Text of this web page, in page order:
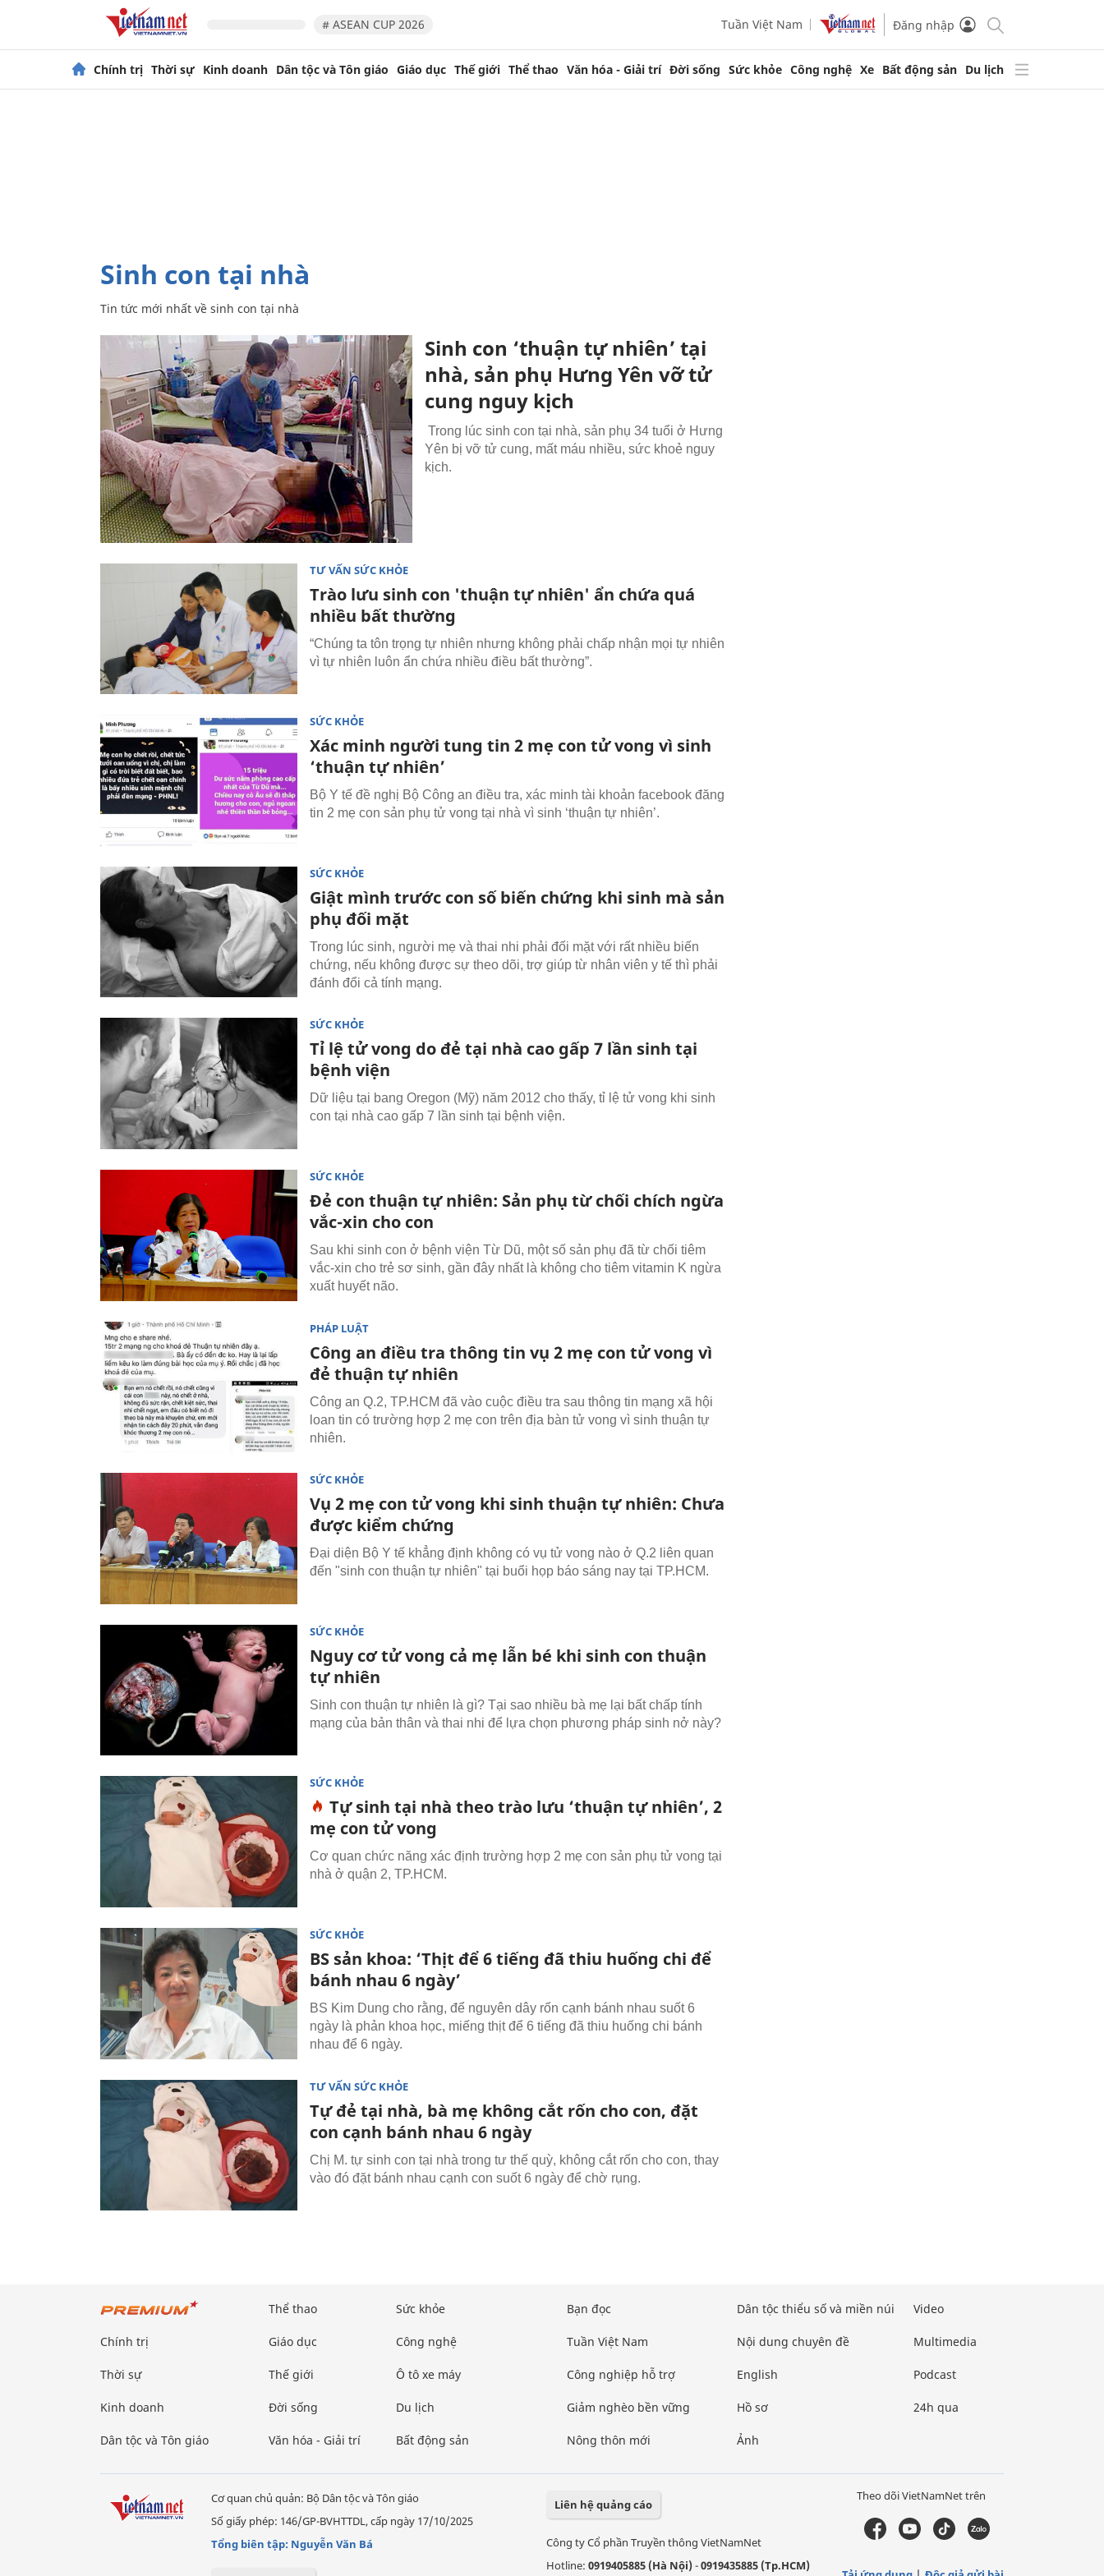
# ASEAN CUP 2026 Tuần Việt Nam Đăng nhập
Chính trị Thời sự Kinh doanh Dân tộc và Tôn giáo Giáo dục Thế giới Thể thao Văn hóa - Giải trí Đời sống Sức khỏe Công nghệ Xe Bất động sản Du lịch
sinh con tại nhà
Tin tức mới nhất về sinh con tại nhà
Sinh con ‘thuận tự nhiên’ tại
nhà, sản phụ Hưng Yên vỡ tử
cung nguy kịch
Trong lúc sinh con tại nhà, sản phụ 34 tuổi ở Hưng
Yên bị vỡ tử cung, mất máu nhiều, sức khoẻ nguy
kịch.
TƯ VẤN SỨC KHỎE
Trào lưu sinh con 'thuận tự nhiên' ẩn chứa quá
nhiều bất thường
“Chúng ta tôn trọng tự nhiên nhưng không phải chấp nhận mọi tự nhiên
vì tự nhiên luôn ẩn chứa nhiều điều bất thường”.
SỨC KHỎE
Xác minh người tung tin 2 mẹ con tử vong vì sinh
‘thuận tự nhiên’
Bộ Y tế đề nghị Bộ Công an điều tra, xác minh tài khoản facebook đăng
tin 2 mẹ con sản phụ tử vong tại nhà vì sinh ‘thuận tự nhiên’.
SỨC KHỎE
Giật mình trước con số biến chứng khi sinh mà sản
phụ đối mặt
Trong lúc sinh, người mẹ và thai nhi phải đối mặt với rất nhiều biến
chứng, nếu không được sự theo dõi, trợ giúp từ nhân viên y tế thì phải
đánh đổi cả tính mạng.
SỨC KHỎE
Tỉ lệ tử vong do đẻ tại nhà cao gấp 7 lần sinh tại
bệnh viện
Dữ liệu tại bang Oregon (Mỹ) năm 2012 cho thấy, tỉ lệ tử vong khi sinh
con tại nhà cao gấp 7 lần sinh tại bệnh viện.
SỨC KHỎE
Đẻ con thuận tự nhiên: Sản phụ từ chối chích ngừa
vắc-xin cho con
Sau khi sinh con ở bệnh viện Từ Dũ, một số sản phụ đã từ chối tiêm
vắc-xin cho trẻ sơ sinh, gần đây nhất là không cho tiêm vitamin K ngừa
xuất huyết não.
PHÁP LUẬT
Công an điều tra thông tin vụ 2 mẹ con tử vong vì
đẻ thuận tự nhiên
Công an Q.2, TP.HCM đã vào cuộc điều tra sau thông tin mạng xã hội
loan tin có trường hợp 2 mẹ con trên địa bàn tử vong vì sinh thuận tự
nhiên.
SỨC KHỎE
Vụ 2 mẹ con tử vong khi sinh thuận tự nhiên: Chưa
được kiểm chứng
Đại diện Bộ Y tế khẳng định không có vụ tử vong nào ở Q.2 liên quan
đến "sinh con thuận tự nhiên" tại buổi họp báo sáng nay tại TP.HCM.
SỨC KHỎE
Nguy cơ tử vong cả mẹ lẫn bé khi sinh con thuận
tự nhiên
Sinh con thuận tự nhiên là gì? Tại sao nhiều bà mẹ lại bất chấp tính
mạng của bản thân và thai nhi để lựa chọn phương pháp sinh nở này?
SỨC KHỎE
Tự sinh tại nhà theo trào lưu ‘thuận tự nhiên’, 2
mẹ con tử vong
Cơ quan chức năng xác định trường hợp 2 mẹ con sản phụ tử vong tại
nhà ở quận 2, TP.HCM.
SỨC KHỎE
BS sản khoa: ‘Thịt để 6 tiếng đã thiu huống chi để
bánh nhau 6 ngày’
BS Kim Dung cho rằng, để nguyên dây rốn cạnh bánh nhau suốt 6
ngày là phản khoa học, miếng thịt để 6 tiếng đã thiu huống chi bánh
nhau để 6 ngày.
TƯ VẤN SỨC KHỎE
Tự đẻ tại nhà, bà mẹ không cắt rốn cho con, đặt
con cạnh bánh nhau 6 ngày
Chị M. tự sinh con tại nhà trong tư thế quỳ, không cắt rốn cho con, thay
vào đó đặt bánh nhau cạnh con suốt 6 ngày để chờ rụng.
Chính trị
Thời sự
Kinh doanh
Dân tộc và Tôn giáo
Thể thao
Giáo dục
Thế giới
Đời sống
Văn hóa - Giải trí
Sức khỏe
Công nghệ
Ô tô xe máy
Du lịch
Bất động sản
Bạn đọc
Tuần Việt Nam
Công nghiệp hỗ trợ
Giảm nghèo bền vững
Nông thôn mới
Dân tộc thiểu số và miền núi
Nội dung chuyên đề
English
Hồ sơ
Ảnh
Video
Multimedia
Podcast
24h qua
Cơ quan chủ quản: Bộ Dân tộc và Tôn giáo
Số giấy phép: 146/GP-BVHTTDL, cấp ngày 17/10/2025
Tổng biên tập: Nguyễn Văn Bá
Liên hệ quảng cáo
Công ty Cổ phần Truyền thông VietNamNet
Hotline: 0919405885 (Hà Nội)-0919435885 (Tp.HCM)
Theo dõi VietNamNet trên